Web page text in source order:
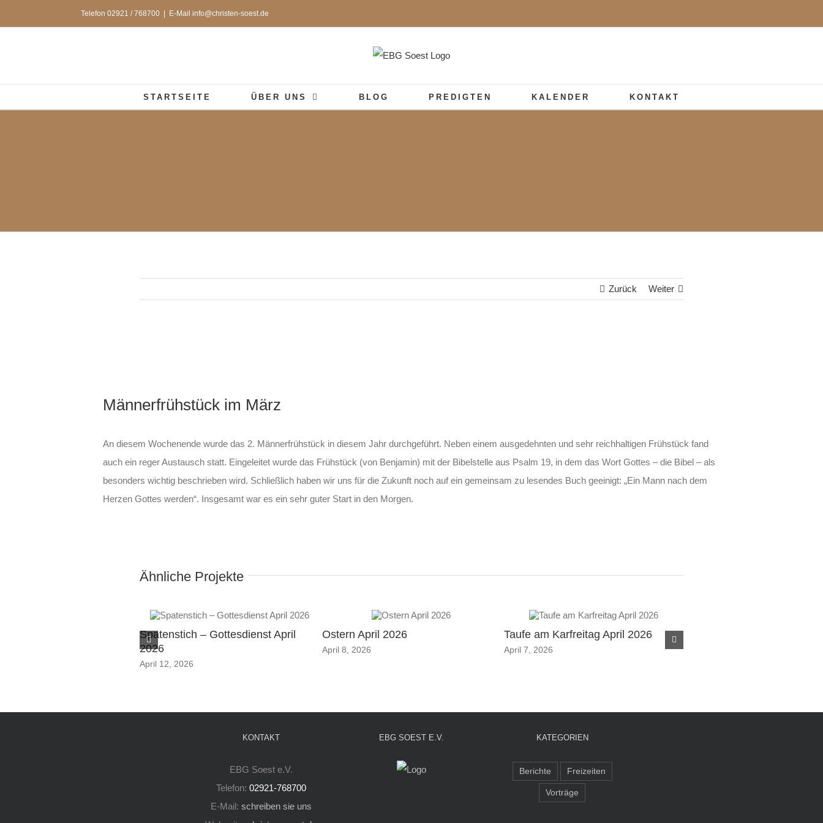
Inhalt
Telefon 02921 / 768700 E-Mail info@christen-soest.de
STARTSEITE ÜBER UNS BLOG PREDIGTEN KALENDER KONTAKT
Zurück Weiter
Männerfrühstück im März
An diesem Wochenende wurde das 2. Männerfrühstück in diesem Jahr durchgeführt. Neben einem ausgedehnten und sehr reichhaltigen Frühstück fand
auch ein reger Austausch statt. Eingeleitet wurde das Frühstück (von Benjamin) mit der Bibelstelle aus Psalm 19, in dem das Wort Gottes – die Bibel – als
besonders wichtig beschrieben wird. Schließlich haben wir uns für die Zukunft noch auf ein gemeinsam zu lesendes Buch geeinigt: „Ein Mann nach dem
Herzen Gottes werden“. Insgesamt war es ein sehr guter Start in den Morgen.
Ähnliche Projekte
Spatenstich – Gottesdienst April
2026
April 12, 2026
Ostern April 2026
April 8, 2026
Taufe am Karfreitag April 2026
April 7, 2026
KONTAKT
EBG Soest e.V.
Telefon: 02921-768700
E-Mail: schreiben sie uns
EBG SOEST E.V. KATEGORIEN
Berichte Freizeiten
Vorträge